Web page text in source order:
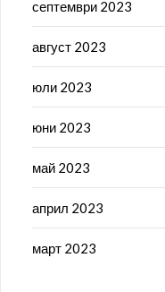
септември 2023
август 2023
юли 2023
юни 2023
май 2023
април 2023
март 2023